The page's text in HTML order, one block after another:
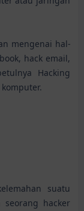
mengenai hal-
hack email,
Hacking
suatu
hacker